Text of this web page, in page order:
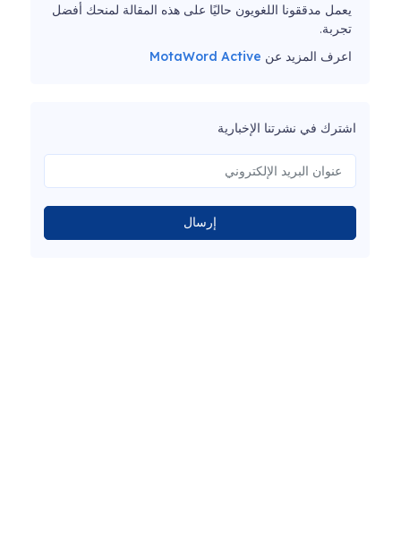
يعمل مدققونا اللغويون حاليًا على هذه المقالة لمنحك أفضل
تجربة.
اعرف المزيد عن MotaWord Active
اشترك في نشرتنا الإخبارية
إرسال